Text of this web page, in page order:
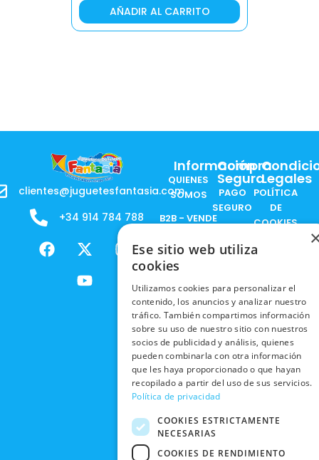
AÑADIR AL CARRITO
clientes@juguetesfantasia.com
+34 914 784 788
F
a
X
-
t
w
m
Y
o
u
t
Información
QUIENES
SOMOS
B2B - VENDE
PRODUCTOS
RESPONSABILIDAD
SOCIAL
TRABAJA
CON
NOSOTROS
NUESTRAS
TIENDAS
BLACK
FRIDAY
CONTACTO
Compra
Segura
PAGO
SEGURO
NACIONALES
INTERNACIONALES
RECOGIDA
EN TIENDA
DEVOLUCIONES
Y CAMBIOS
CANCELAR
PEDIDO
Legales
POLÍTICA
DE
COOKIES
POLÍTICAS
EN RRSS
POLÍTICA DE
PRIVACIDAD
CONDICIONES
DE COMPRA
Ese sitio web utiliza
cookies
Utilizamos cookies para personalizar el
contenido, los anuncios y analizar nuestro
tráfico. También compartimos información
sobre su uso de nuestro sitio con nuestros
socios de publicidad y análisis, quienes
pueden combinarla con otra información
que les haya proporcionado o que hayan
recopilado a partir del uso de sus servicios.
Política de privacidad
COOKIES ESTRICTAMENTE
NECESARIAS
COOKIES DE RENDIMIENTO